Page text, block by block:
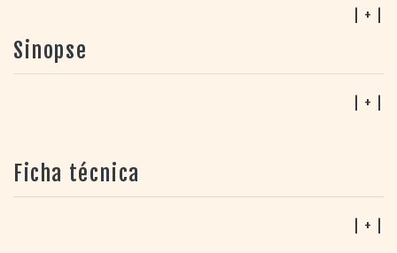
amigas aparecem em sua casa com outros colegas para
se torne uma moça comportada. Durante esse evento
social, tido como "a última festa", diversos fatos e
personagens – aliados a flashbacks – contribuem para a
particularidades: Beth lida com uma mãe controladora,
Milena é vista como uma mulher bonita demais, Carina
sofre com problemas de autoestima. A jornada delas
| + |
Sinopse
| + |
Ficha técnica
| + |